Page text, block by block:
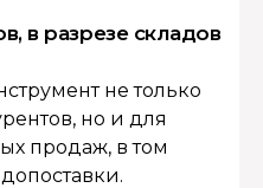
в разрезе складов
не только
но и для
продаж, в том